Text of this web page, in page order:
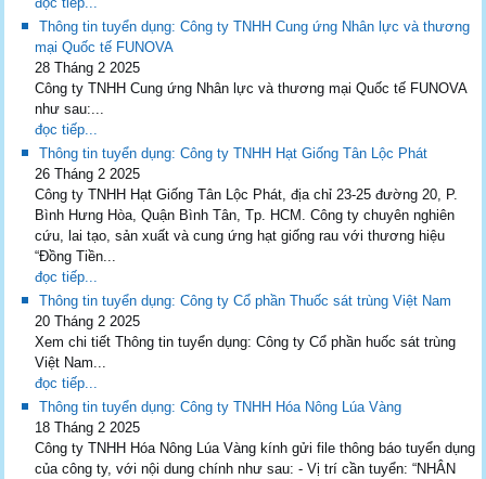
Thông tin tuyển dụng: Công ty TNHH Cung ứng Nhân lực và thương
mại Quốc tế FUNOVA
28 Tháng 2 2025
Công ty TNHH Cung ứng Nhân lực và thương mại Quốc tế FUNOVA
như sau:...
đọc tiếp...
Thông tin tuyển dụng: Công ty TNHH Hạt Giống Tân Lộc Phát
26 Tháng 2 2025
Công ty TNHH Hạt Giống Tân Lộc Phát, địa chỉ 23-25 đường 20, P.
Bình Hưng Hòa, Quận Bình Tân, Tp. HCM. Công ty chuyên nghiên
cứu, lai tạo, sản xuất và cung ứng hạt giống rau với thương hiệu
“Đồng Tiền...
đọc tiếp...
Thông tin tuyển dụng: Công ty Cổ phần Thuốc sát trùng Việt Nam
20 Tháng 2 2025
Xem chi tiết Thông tin tuyển dụng: Công ty Cổ phần huốc sát trùng
Việt Nam...
đọc tiếp...
Thông tin tuyển dụng: Công ty TNHH Hóa Nông Lúa Vàng
18 Tháng 2 2025
Công ty TNHH Hóa Nông Lúa Vàng kính gửi file thông báo tuyển dụng
của công ty, với nội dung chính như sau: - Vị trí cần tuyển: “NHÂN